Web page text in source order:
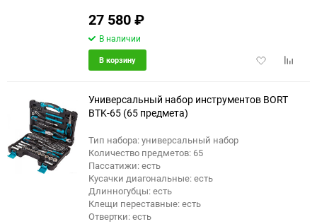
27 580₽
В наличии
Добавить
В корзину
еще 2 фото
Универсальный набор инструментов BORT
BTK-65 (65 предмета)
Тип набора: универсальный набор
Количество предметов: 65
Пассатижи: есть
Кусачки диагональные: есть
Длинногубцы: есть
Клещи переставные: есть
Отвертки: есть